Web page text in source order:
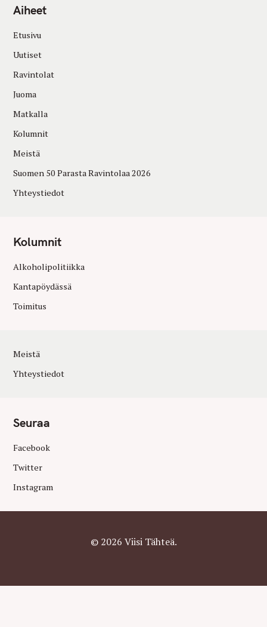
Aiheet
Etusivu
Uutiset
Ravintolat
Juoma
Matkalla
Kolumnit
Meistä
Suomen 50 Parasta Ravintolaa 2026
Yhteystiedot
Kolumnit
Alkoholipolitiikka
Kantapöydässä
Toimitus
Meistä
Yhteystiedot
Seuraa
Facebook
Twitter
Instagram
© 2026 Viisi Tähteä.